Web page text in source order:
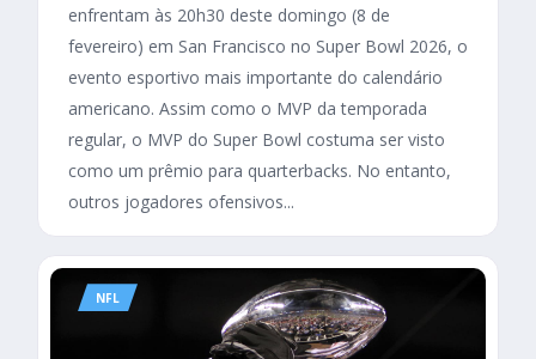
enfrentam às 20h30 deste domingo (8 de
fevereiro) em San Francisco no Super Bowl 2026, o
evento esportivo mais importante do calendário
americano. Assim como o MVP da temporada
regular, o MVP do Super Bowl costuma ser visto
como um prêmio para quarterbacks. No entanto,
outros jogadores ofensivos...
NFL